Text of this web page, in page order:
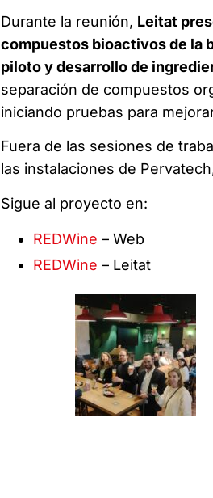
Durante la reunión, Leitat
compuestos bioactivos de la
piloto y desarrollo de
separación de compuestos
iniciando pruebas para
Fuera de las sesiones de
las instalaciones de
Sigue al proyecto en:
REDWine – Web
REDWine – Leitat